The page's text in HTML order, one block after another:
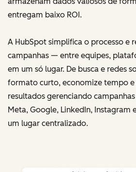
entregam baixo ROI.
A HubSpot simplifica o processo e
campanhas — entre equipes,
em um só lugar. De busca e redes
formato curto, economize tempo e
resultados gerenciando
Meta, Google, LinkedIn, Instagram
um lugar centralizado.